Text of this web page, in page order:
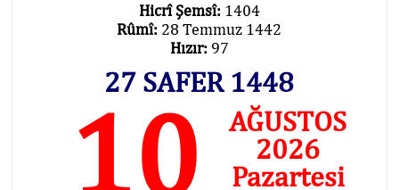
Hicrî Şemsî: 1404
Rûmî: 28 Temmuz 1442
Hızır: 97
27 SAFER 1448
10
AĞUSTOS
2026
Pazartesi